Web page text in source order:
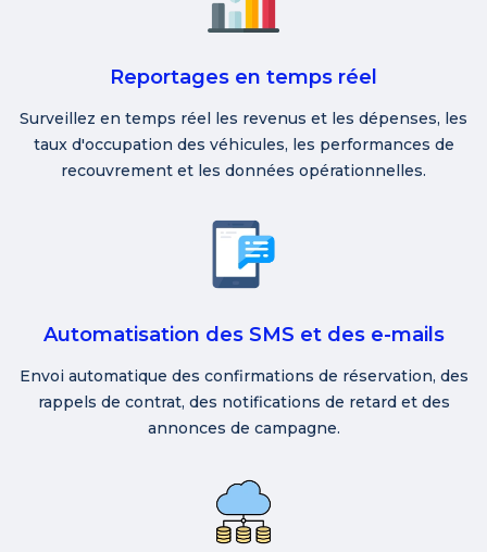
Reportages en temps réel
Surveillez en temps réel les revenus et les dépenses, les
taux d'occupation des véhicules, les performances de
recouvrement et les données opérationnelles.
Automatisation des SMS et des e-mails
Envoi automatique des confirmations de réservation, des
rappels de contrat, des notifications de retard et des
annonces de campagne.